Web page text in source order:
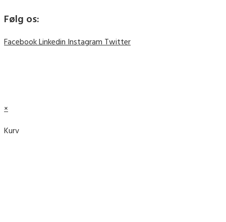
Følg os:
FacebookLinkedinInstagramTwitter
×
Kurv